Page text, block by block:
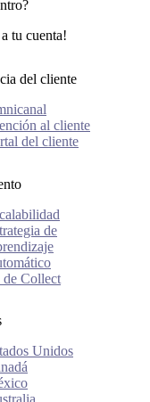
tu cuenta!
del cliente
al cliente
del cliente
de
Collect
Unidos